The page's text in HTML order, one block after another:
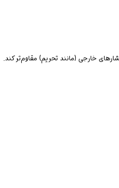
خارجی (مانند تحریم) مقاوم‌تر کند.